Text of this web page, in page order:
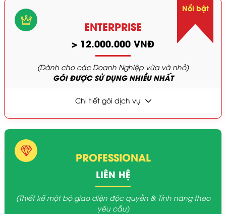
Nổi bật
ENTERPRISE
> 12.000.000 VNĐ
(Dành cho các Doanh Nghiệp vừa và nhỏ)
GÓI ĐƯỢC SỬ DỤNG NHIỀU NHẤT
Chi tiết gói dịch vụ
PROFESSIONAL
LIÊN HỆ
(Thiết kế một bộ giao diện độc quyền & Tính năng theo
yêu cầu)